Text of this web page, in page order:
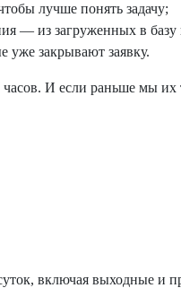
лучше понять задачу;
— из загруженных в базу
уже закрывают заявку.
И если раньше мы их
включая выходные и